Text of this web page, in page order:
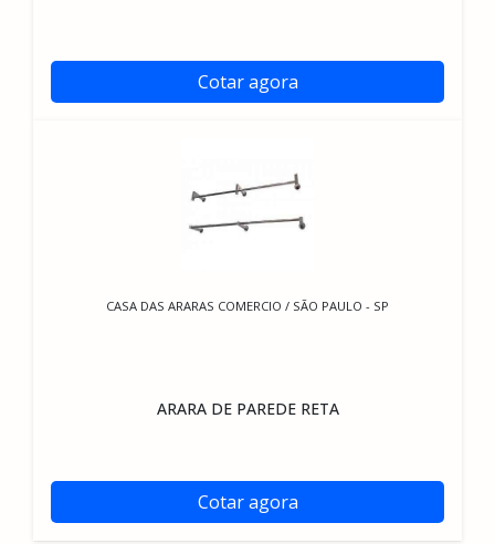
Cotar agora
CASA DAS ARARAS COMERCIO / SÃO PAULO - SP
ARARA DE PAREDE RETA
Cotar agora